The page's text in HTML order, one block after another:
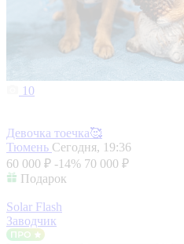
10
Девочка тоечка🥰
Тюмень Сегодня, 19:36
60 000 ₽ -14% 70 000 ₽
Подарок
Solar Flash
Заводчик